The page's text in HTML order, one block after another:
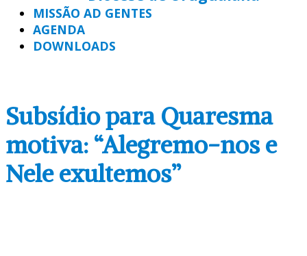
MISSÃO AD GENTES
AGENDA
DOWNLOADS
Subsídio para Quaresma
motiva: “Alegremo-nos e
Nele exultemos”